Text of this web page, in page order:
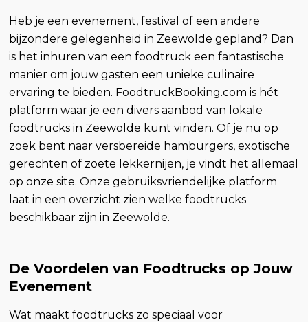
Heb je een evenement, festival of een andere
bijzondere gelegenheid in Zeewolde gepland? Dan
is het inhuren van een foodtruck een fantastische
manier om jouw gasten een unieke culinaire
ervaring te bieden. FoodtruckBooking.com is hét
platform waar je een divers aanbod van lokale
foodtrucks in Zeewolde kunt vinden. Of je nu op
zoek bent naar versbereide hamburgers, exotische
gerechten of zoete lekkernijen, je vindt het allemaal
op onze site. Onze gebruiksvriendelijke platform
laat in een overzicht zien welke foodtrucks
beschikbaar zijn in Zeewolde.
De Voordelen van Foodtrucks op Jouw
Evenement
Wat maakt foodtrucks zo speciaal voor